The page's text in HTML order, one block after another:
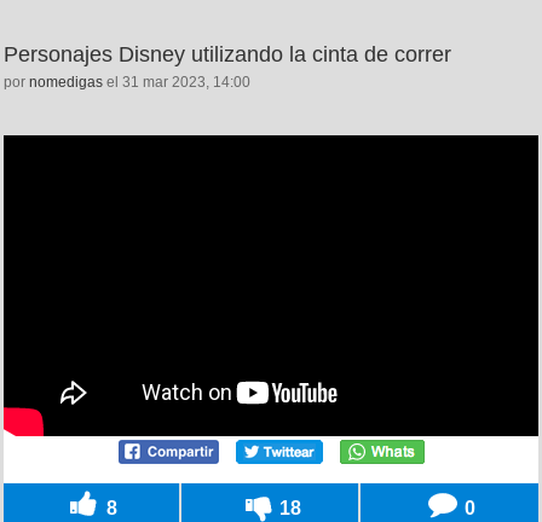
Personajes Disney utilizando la cinta de correr
por nomedigas el 31 mar 2023, 14:00
8 18 0